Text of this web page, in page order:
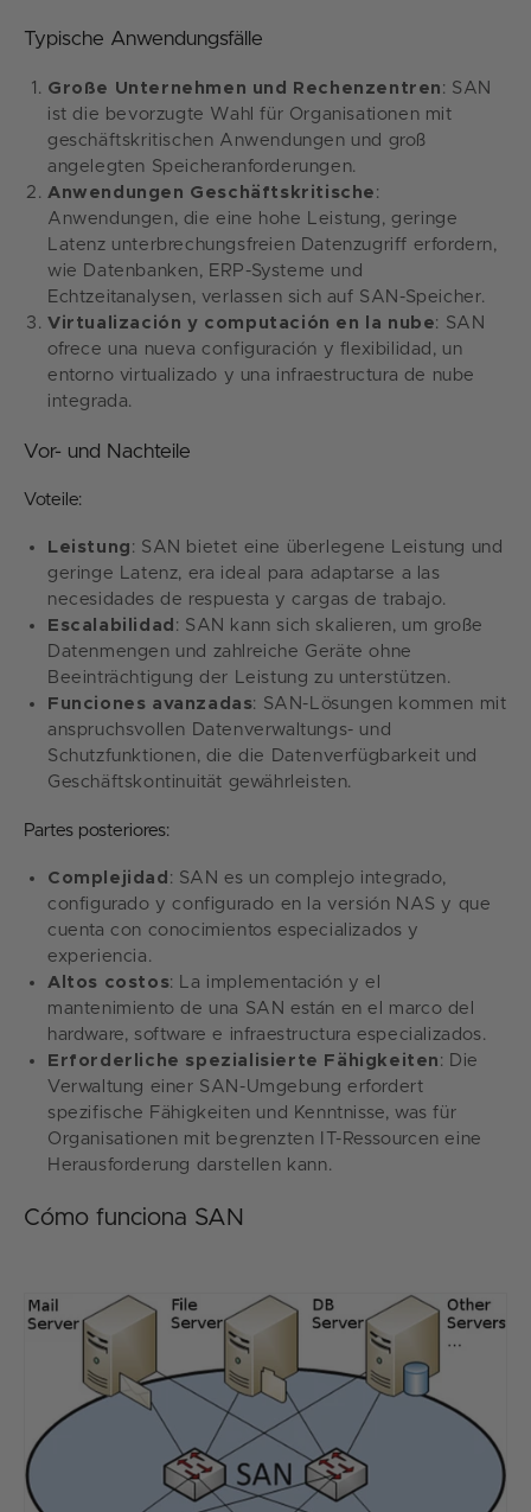
Typische Anwendungsfälle
Große Unternehmen und Rechenzentren : SAN
ist die bevorzugte Wahl für Organisationen mit
geschäftskritischen Anwendungen und groß
angelegten Speicheranforderungen.
Anwendungen Geschäftskritische :
Anwendungen, die eine hohe Leistung, geringe
Latenz unterbrechungsfreien Datenzugriff erfordern,
wie Datenbanken, ERP-Systeme und
Echtzeitanalysen, verlassen sich auf SAN-Speicher.
Virtualización y computación en la nube: SAN
ofrece una nueva configuración y flexibilidad, un
entorno virtualizado y una infraestructura de nube
integrada.
Vor- und Nachteile
Voteile:
Leistung : SAN bietet eine überlegene Leistung und
geringe Latenz, era ideal para adaptarse a las
necesidades de respuesta y cargas de trabajo.
Escalabilidad : SAN kann sich skalieren, um große
Datenmengen und zahlreiche Geräte ohne
Beeinträchtigung der Leistung zu unterstützen.
Funciones avanzadas: SAN-Lösungen kommen mit
anspruchsvollen Datenverwaltungs- und
Schutzfunktionen, die die Datenverfügbarkeit und
Geschäftskontinuität gewährleisten.
Partes posteriores:
Complejidad : SAN es un complejo integrado,
configurado y configurado en la versión NAS y que
cuenta con conocimientos especializados y
experiencia.
Altos costos: La implementación y el
mantenimiento de una SAN están en el marco del
hardware, software e infraestructura especializados.
Erforderliche spezialisierte Fähigkeiten : Die
Verwaltung einer SAN-Umgebung erfordert
spezifische Fähigkeiten und Kenntnisse, was für
Organisationen mit begrenzten IT-Ressourcen eine
Herausforderung darstellen kann.
Cómo funciona SAN